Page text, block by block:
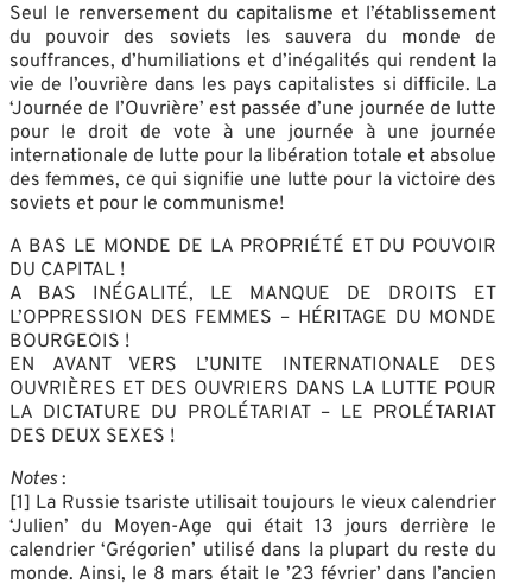
Seul le renversement du capitalisme et l’établissement
du pouvoir des soviets les sauvera du monde de
souffrances, d’humiliations et d’inégalités qui rendent la
vie de l’ouvrière dans les pays capitalistes si difficile. La
‘Journée de l’Ouvrière’ est passée d’une journée de lutte
pour le droit de vote à une journée à une journée
internationale de lutte pour la libération totale et absolue
des femmes, ce qui signifie une lutte pour la victoire des
soviets et pour le communisme!
A BAS LE MONDE DE LA PROPRIÉTÉ ET DU POUVOIR
DU CAPITAL !
A BAS INÉGALITÉ, LE MANQUE DE DROITS ET
L’OPPRESSION DES FEMMES – HÉRITAGE DU MONDE
BOURGEOIS !
EN AVANT VERS L’UNITE INTERNATIONALE DES
OUVRIÈRES ET DES OUVRIERS DANS LA LUTTE POUR
LA DICTATURE DU PROLÉTARIAT – LE PROLÉTARIAT
DES DEUX SEXES !
Notes:
[1] La Russie tsariste utilisait toujours le vieux calendrier
‘Julien’ du Moyen-Age qui était 13 jours derrière le
calendrier ‘Grégorien’ utilisé dans la plupart du reste du
monde. Ainsi, le 8 mars était le ’23 février’ dans l’ancien